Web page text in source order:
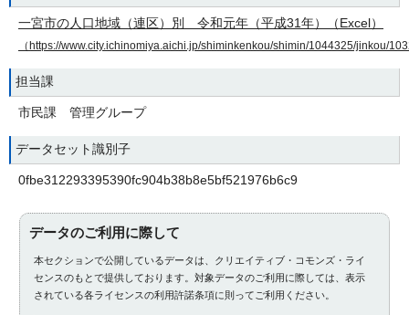
一宮市の人口地域（連区）別 令和元年（平成31年）（Excel）
（https://www.city.ichinomiya.aichi.jp/shiminkenkou/shimin/1044325/jinkou/
担当課
市民課 管理グループ
データセット識別子
0fbe312293395390fc904b38b8e5bf521976b6c9
データのご利用に際して
本セクションで公開しているデータは、クリエイティブ・コモンズ・ライ
センスのもとで提供しております。対象データのご利用に際しては、表示
されている各ライセンスの利用許諾条項に則ってご利用ください。